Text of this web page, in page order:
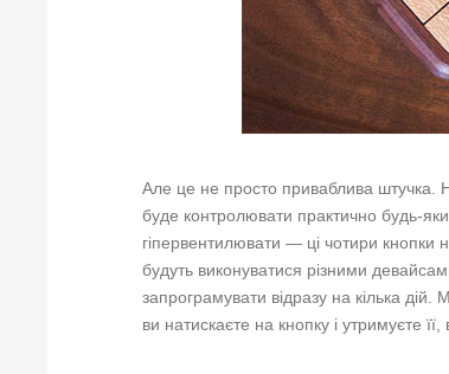
Але це не просто приваблива штучка.
буде контролювати практично будь-
гіпервентилювати — ці чотири кнопки
будуть виконуватися різними
запрограмувати відразу на кілька
ви натискаєте на кнопку і утримуєте